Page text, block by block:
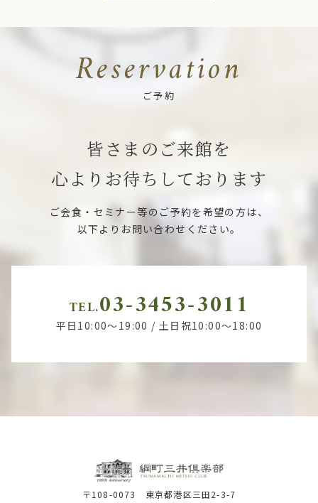
Reservation
ご予約
皆さまのご来館を
心よりお待ちしております
ご会食・セミナー等のご予約を希望の方は、
以下よりお問い合わせください。
TEL.03-3453-3011
平日10:00～19:00 / 土日祝10:00～18:00
〒108-0073 東京都港区三田2-3-7